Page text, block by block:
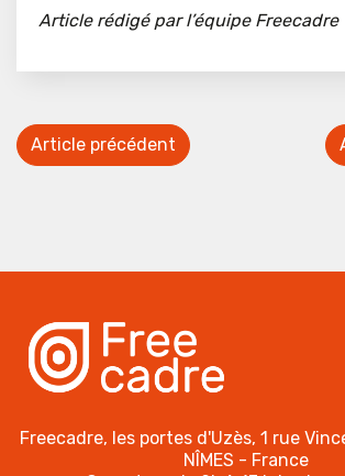
Article rédigé par l’équipe Freecadre
Article précédent
Freecadre, les portes d'Uzès, 1 rue
NÎMES - France